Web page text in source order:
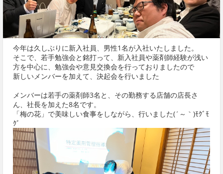
今年は久しぶりに新入社員、男性1名が入社いたしました。
そこで、若手勉強会と銘打って、新入社員や薬剤師経験が浅い
方を中心に、勉強会や意見交換会を行っておりましたので
新しいメンバーを加えて、決起会を行いました
メンバーは若手の薬剤師3名と、その勤務する店舗の店長さ
ん、社長を加えた8名です。
「梅の花」で美味しい食事をしながら、行いました(´～｀)ﾓｸﾞﾓ
ｸﾞ